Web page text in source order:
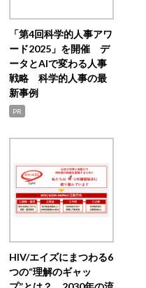
「第4回科学的人事アワ
ード2025」を開催 デ
ータとAIで変わる人事
戦略 科学的人事の最
新事例
PR
HIV/エイズにまつわる6
つの“理解のギャッ